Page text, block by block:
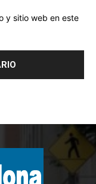
y sitio web en este